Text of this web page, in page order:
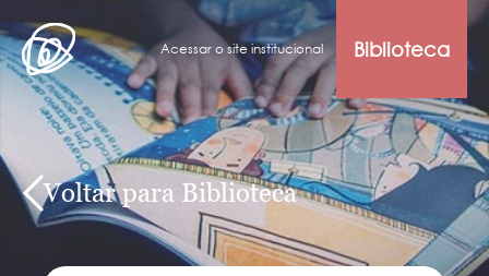
Acessar o site institucional Biblioteca
Voltar para Biblioteca